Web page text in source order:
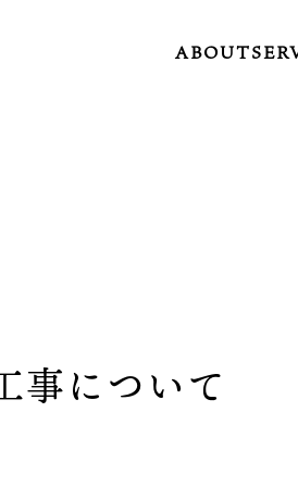
ABOUT
事について